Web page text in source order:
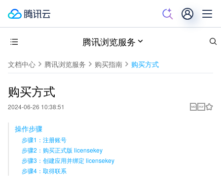
腾讯浏览服务
文档中心 腾讯浏览服务 购买指南 购买方式
购买方式
2024-06-26 10:38:51
操作步骤
步骤1：注册账号
步骤2：购买正式版 licensekey
步骤3：创建应用并绑定 licensekey
步骤4：取得联系